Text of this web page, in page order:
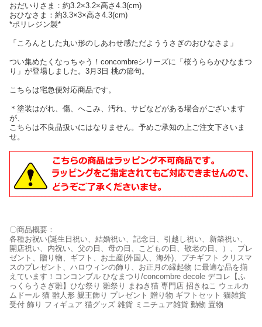
おだいりさま：約3.2×3.2×高さ4.3(cm)
おひなさま：約3.3×3×高さ4.3(cm)
*ポリレジン製*
「ころんとした丸い形のしあわせ感ただよううさぎのおひなさま」
つい集めたくなっちゃう！concombreシリーズに「桜うららかひなまつ
り」が登場しました。3月3日 桃の節句。
こちらは宅急便対応商品です。
＊塗装はがれ、傷、へこみ、汚れ、サビなどがある場合がございます
が、
こちらは不良品扱いにはなりません。予めご承知の上ご注文下さいま
せ。
〇商品概要：
各種お祝い(誕生日祝い、結婚祝い、記念日、引越し祝い、新築祝い、
開店祝い、内祝い、父の日、母の日、こどもの日、敬老の日、）、プレ
ゼント、贈り物、ギフト、お土産(外国人、海外)、プチギフト クリスマ
スのプレゼント、ハロウィンの飾り、お正月の縁起物 に最適な品を揃
えています！コンコンブル ひなまつり/concombre decole デコレ【ふ
っくらうさぎ雛】ひな祭り 雛祭り まねき猫 専門店 招きねこ ウェルカ
ムドール 猫 雛人形 親王飾り プレゼント 贈り物 ギフトセット 猫雑貨
受付 飾り フィギュア 猫グッズ 雑貨 ミニチュア雑貨 動物 置物